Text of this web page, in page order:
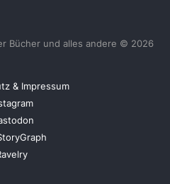
Bücher und alles andere © 2026
& Impressum